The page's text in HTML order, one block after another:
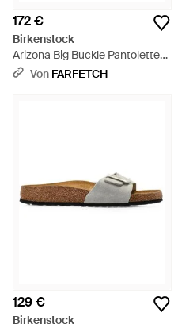
172 €
Birkenstock
Arizona Big Buckle Pantoletten
- Grün
Von FARFETCH
129 €
Birkenstock